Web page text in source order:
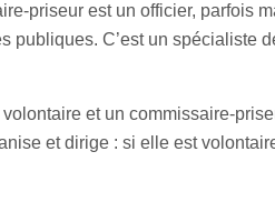
priseur est un officier, parfois
C’est un spécialiste
et un commissaire-
et dirige : si elle est